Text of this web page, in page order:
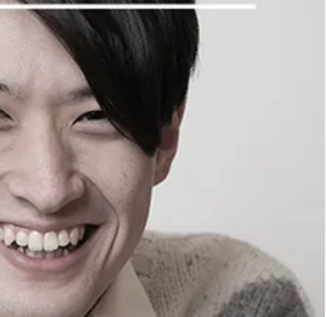
書籍・雑誌出版
ャレンジ ビ
CAMPFIRE for Social Good
CAMPFIREふるさと納税 machi-yaコミ